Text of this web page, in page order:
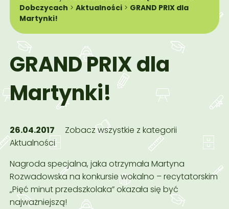
Dobczycach >Aktualności > GRAND PRIX dla
Martynki!
GRAND PRIX dla
Martynki!
26.04.2017
Zobacz wszystkie z kategorii
Aktualności
Nagroda specjalna, jaka otrzymała Martyna
Rozwadowska na konkursie wokalno – recytatorskim
„Pięć minut przedszkolaka” okazała się być
najważniejszą!